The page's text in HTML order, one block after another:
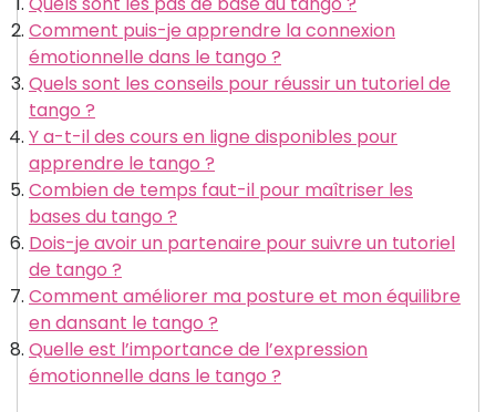
Comment puis-je apprendre la connexion
émotionnelle dans le tango ?
Quels sont les conseils pour réussir un tutoriel de
tango ?
Y a-t-il des cours en ligne disponibles pour
apprendre le tango ?
Combien de temps faut-il pour maîtriser les
bases du tango ?
Dois-je avoir un partenaire pour suivre un tutoriel
de tango ?
Comment améliorer ma posture et mon équilibre
en dansant le tango ?
Quelle est l’importance de l’expression
émotionnelle dans le tango ?